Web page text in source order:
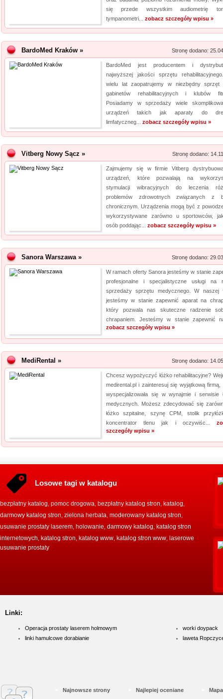
się przede wszystkim audiometrię
tympanometri... zobacz szczegóły wpisu »
BardoMed Kraków » Stronę dodano:
BardoMed jest producentem i
najwyższej jakości sprzętu
wielu lat zaopatrujemy w niezbędny sprzęt
gabinetów rehabilitacyjnych i klubów
Posiadamy w sprzedaży wiele
urządzeń takich jak aparaty do
limfatyczneg... zobacz szczegóły wpisu »
Vitberg Nowy Sącz » Stronę dodano:
Zajmujemy się w firmie Vitberg
urządzeń, które pozwalają na
stymulacji wibracyjnych do leczenia
problemów zdrowotnych związanych z
chronicznym. Urządzenia mogą być z
wykorzystywane zarówno u sportowców,
osób poddając... zobacz szczegóły wpisu »
Sanora Warszawa » Stronę dodano:
W ramach oferty Sanora jesteśmy w stanie
profesjonalne i specjalistyczne usługi na
sprzedaży sprzętu medycznego. W naszej
jesteśmy w stanie zapewnić aparat na
który pozwala nas skuteczne radzenie
chrapaniem. Jesteśmy w stanie zapewnić
zobacz szczegóły wpisu »
MediRental » Stronę dodano:
Chcesz wypożyczyć łóżko rehabilitacyjne?
medirental.pl i zainteresuj się wyjątkową firmą,
wyspecjalizowała się w wynajmie i serwisie
medycznych. Możesz zdecydować się
łóżko szpitalne, szynę CPM, stolik
koncentrator tlenu jak i oczywiśc...
szczegóły wpisu »
Losowe tagi w katalogu
bezpłatny katalog pomoc drogowa bezpłatny katalog stron katalog
darmowy katalog stron zielona herbata moderowany katalog stron
usuwanie prostaty laserem holowanie darmowy katalog katalog stron
internetowych katalog stron katalog www katalog stron www
laserowe
usuwanie prostaty
Linki:
Operacja prostaty laserem holmowym
linki hamulcowe dorabianie
worki doypack
laweta
Najnowsze strony Najlepiej oceniane